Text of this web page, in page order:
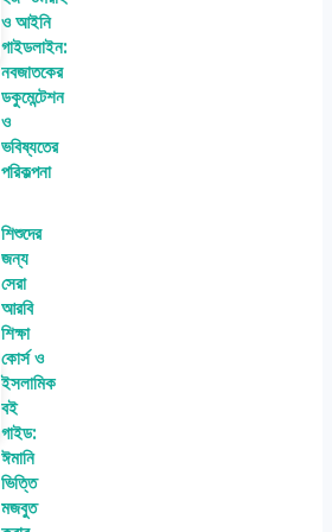
ও আইনি
গাইডলাইন:
নবজাতকের
ডকুমেন্টেশন
ও
ভবিষ্যতের
পরিকল্পনা
শিশুদের
জন্য
সেরা
আরবি
শিক্ষা
কোর্স ও
ইসলামিক
বই
গাইড:
ঈমানি
ভিত্তি
মজবুত